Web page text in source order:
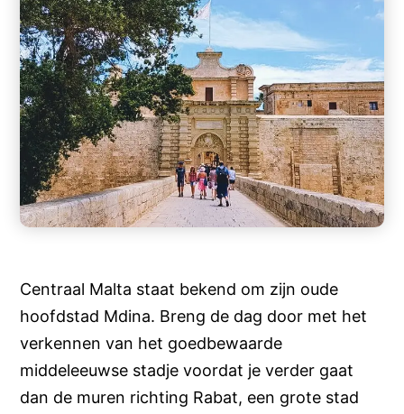
Centraal Malta staat bekend om zijn oude
hoofdstad Mdina. Breng de dag door met het
verkennen van het goedbewaarde
middeleeuwse stadje voordat je verder gaat
dan de muren richting Rabat, een grote stad